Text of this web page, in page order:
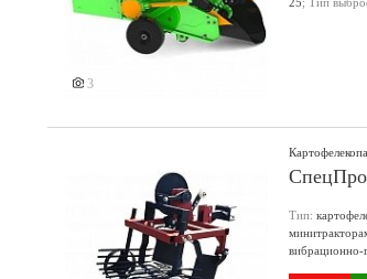
3
Тип:
вибрационно-